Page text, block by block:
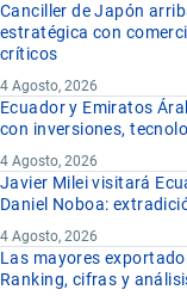
Canciller de Japón
estratégica con
críticos
4 Agosto, 2026
Ecuador y Emiratos
con inversiones,
4 Agosto, 2026
Javier Milei visitará
Daniel Noboa:
4 Agosto, 2026
Las mayores
Ranking, cifras y